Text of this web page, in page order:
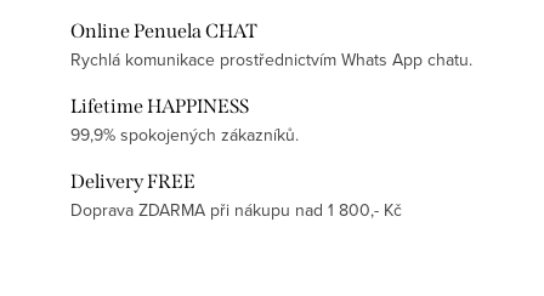
Online Penuela CHAT
Rychlá komunikace prostřednictvím Whats App chatu.
Lifetime HAPPINESS
99,9% spokojených zákazníků.
Delivery FREE
Doprava ZDARMA při nákupu nad 1 800,- Kč